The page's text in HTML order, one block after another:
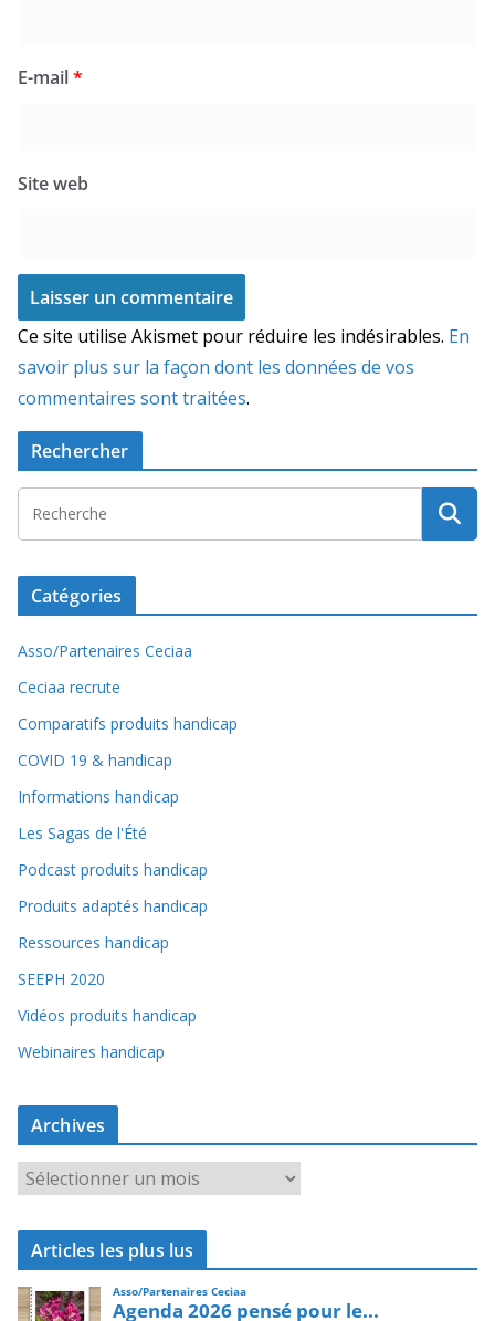
E-mail*
Site web
Ce site utilise Akismet pour réduire les indésirables. En
savoir plus sur la façon dont les données de vos
commentaires sont traitées.
Rechercher
Catégories
Asso/Partenaires Ceciaa
Ceciaa recrute
Comparatifs produits handicap
COVID 19 & handicap
Informations handicap
Les Sagas de l'Été
Podcast produits handicap
Produits adaptés handicap
Ressources handicap
SEEPH 2020
Vidéos produits handicap
Webinaires handicap
Archives
c
i
v
Articles les plus lus